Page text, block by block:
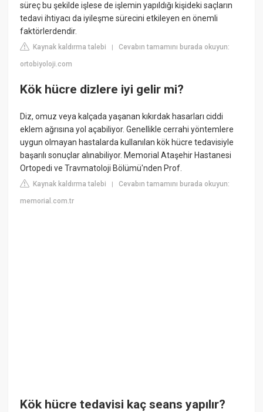
süreç bu şekilde işlese de işlemin yapıldığı kişideki saçların
tedavi ihtiyacı da iyileşme sürecini etkileyen en önemli
faktörlerdendir.
Kaynak kaldırma talebi |Cevabın tamamını burada okuyun:
ortobiyoloji.com
Kök hücre dizlere iyi gelir mi?
Diz, omuz veya kalçada yaşanan kıkırdak hasarları ciddi
eklem ağrısına yol açabiliyor. Genellikle cerrahi yöntemlere
uygun olmayan hastalarda kullanılan kök hücre tedavisiyle
başarılı sonuçlar alınabiliyor. Memorial Ataşehir Hastanesi
Ortopedi ve Travmatoloji Bölümü'nden Prof.
Kaynak kaldırma talebi |Cevabın tamamını burada okuyun:
memorial.com.tr
Kök hücre tedavisi kaç seans yapılır?